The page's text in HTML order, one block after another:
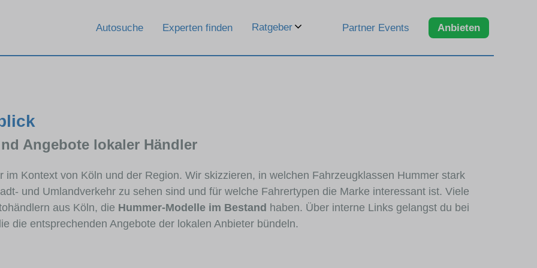
Autosuche Experten finden Ratgeber Partner Events Anbieten
Angebote lokaler Händler
Kontext von Köln und der Region. Wir skizzieren, in welchen Fahrzeugklassen Hummer stark
und Umlandverkehr zu sehen sind und für welche Fahrertypen die Marke interessant ist. Viele
aus Köln, die Hummer-Modelle im Bestand haben. Über interne Links gelangst du bei
die entsprechenden Angebote der lokalen Anbieter bündeln.